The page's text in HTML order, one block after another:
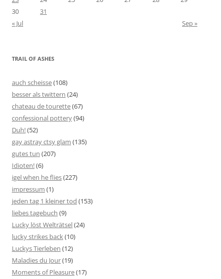
30
31
« Jul
Sep »
TRAIL OF ASHES
auch scheisse(108)
besser als twittern (24)
chateau de tourette(67)
confessional pottery(94)
Duh!(52)
gay astray ctsy glam (135)
gutes tun (207)
Idioten!(6)
igel when he flies(227)
impressum (1)
jeden tag 1 kleiner tod (153)
liebes tagebuch (9)
Lucky löst Welträtsel(24)
lucky strikes back(10)
Luckys Tierleben (12)
Maladies du Jour(19)
Moments of Pleasure(17)